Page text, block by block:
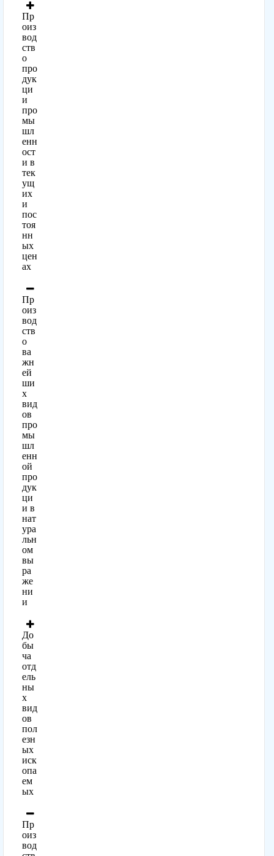
Пр
оиз
вод
ств
о
про
дук
ци
и
про
мы
шл
енн
ост
и в
тек
ущ
их
и
пос
тоя
нн
ых
цен
ах
Пр
оиз
вод
ств
о
ва
жн
ей
ши
х
вид
ов
про
мы
шл
енн
ой
про
дук
ци
и в
нат
ура
льн
ом
вы
ра
же
ни
и
До
бы
ча
отд
ель
ны
х
вид
ов
пол
езн
ых
иск
опа
ем
ых
Пр
оиз
вод